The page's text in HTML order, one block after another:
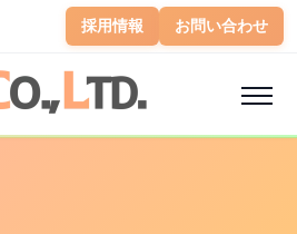
採用情報 お問い合わせ